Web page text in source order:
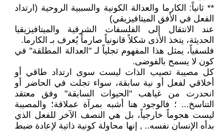
** ثانياً: الكارما والعدالة الكونية والسببية الروحية (ارتداد
الفعل في الأفق الميتافيزيقي)
عند الانتقال إلى الفلسفات الشرقية والميتافيزيقيا
الحديثة، يتخذ الأذى شكلاً قانونياً صارماً يُعرف بـ الكارما.
فلسفياً، يمثل هذا المفهوم تجلياً لـ "العدالة المطلقة" في
كون لا يسمح بالفوضى.
كل مصيبة تصيب الذات ليست سوى ارتداد طاقي أو
أخلاقي لفعل أو نية سابقة، سواء تجلت في الحاضر أو
انحدرت من غياهب "الحيوات السابقة" وفق معتقد
التناسخ... ؛ فالوجود هنا أشبه بمرآة عملاقة؛ والمصيبة
ليست هجوماً خارجياً، بل هي النصف الآخر للفعل الذي
بدأه الإنسان نفسه.. , إنها محاولة كونية ذاتية لإعادة ضبط